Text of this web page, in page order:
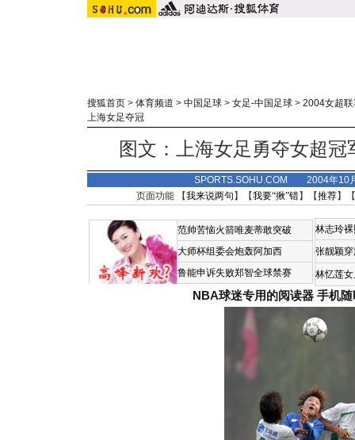
搜狐首页 > 体育频道 > 中国足球 > 女足-中国足球 > 2004女超联
上海女足夺冠
图文：上海女足勇夺女超
SPORTS.SOHU.COM 2004年10
页面功能 【我来说两句 】【我要“揪”错】【推荐】
范帅苦恼火箭唯麦蒂敢突破
大师杯组委会炮轰阿加西
鲁能申诉失败郑智全球禁赛
林志玲
张靓颖
林忆莲
NBA球迷专用的阅读器 手机